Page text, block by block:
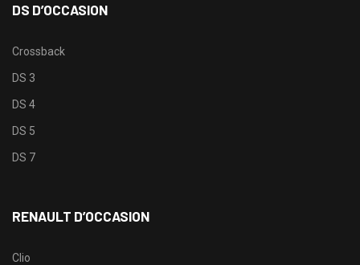
DS D’OCCASION
Crossback
DS 3
DS 4
DS 5
DS 7
RENAULT D’OCCASION
Clio